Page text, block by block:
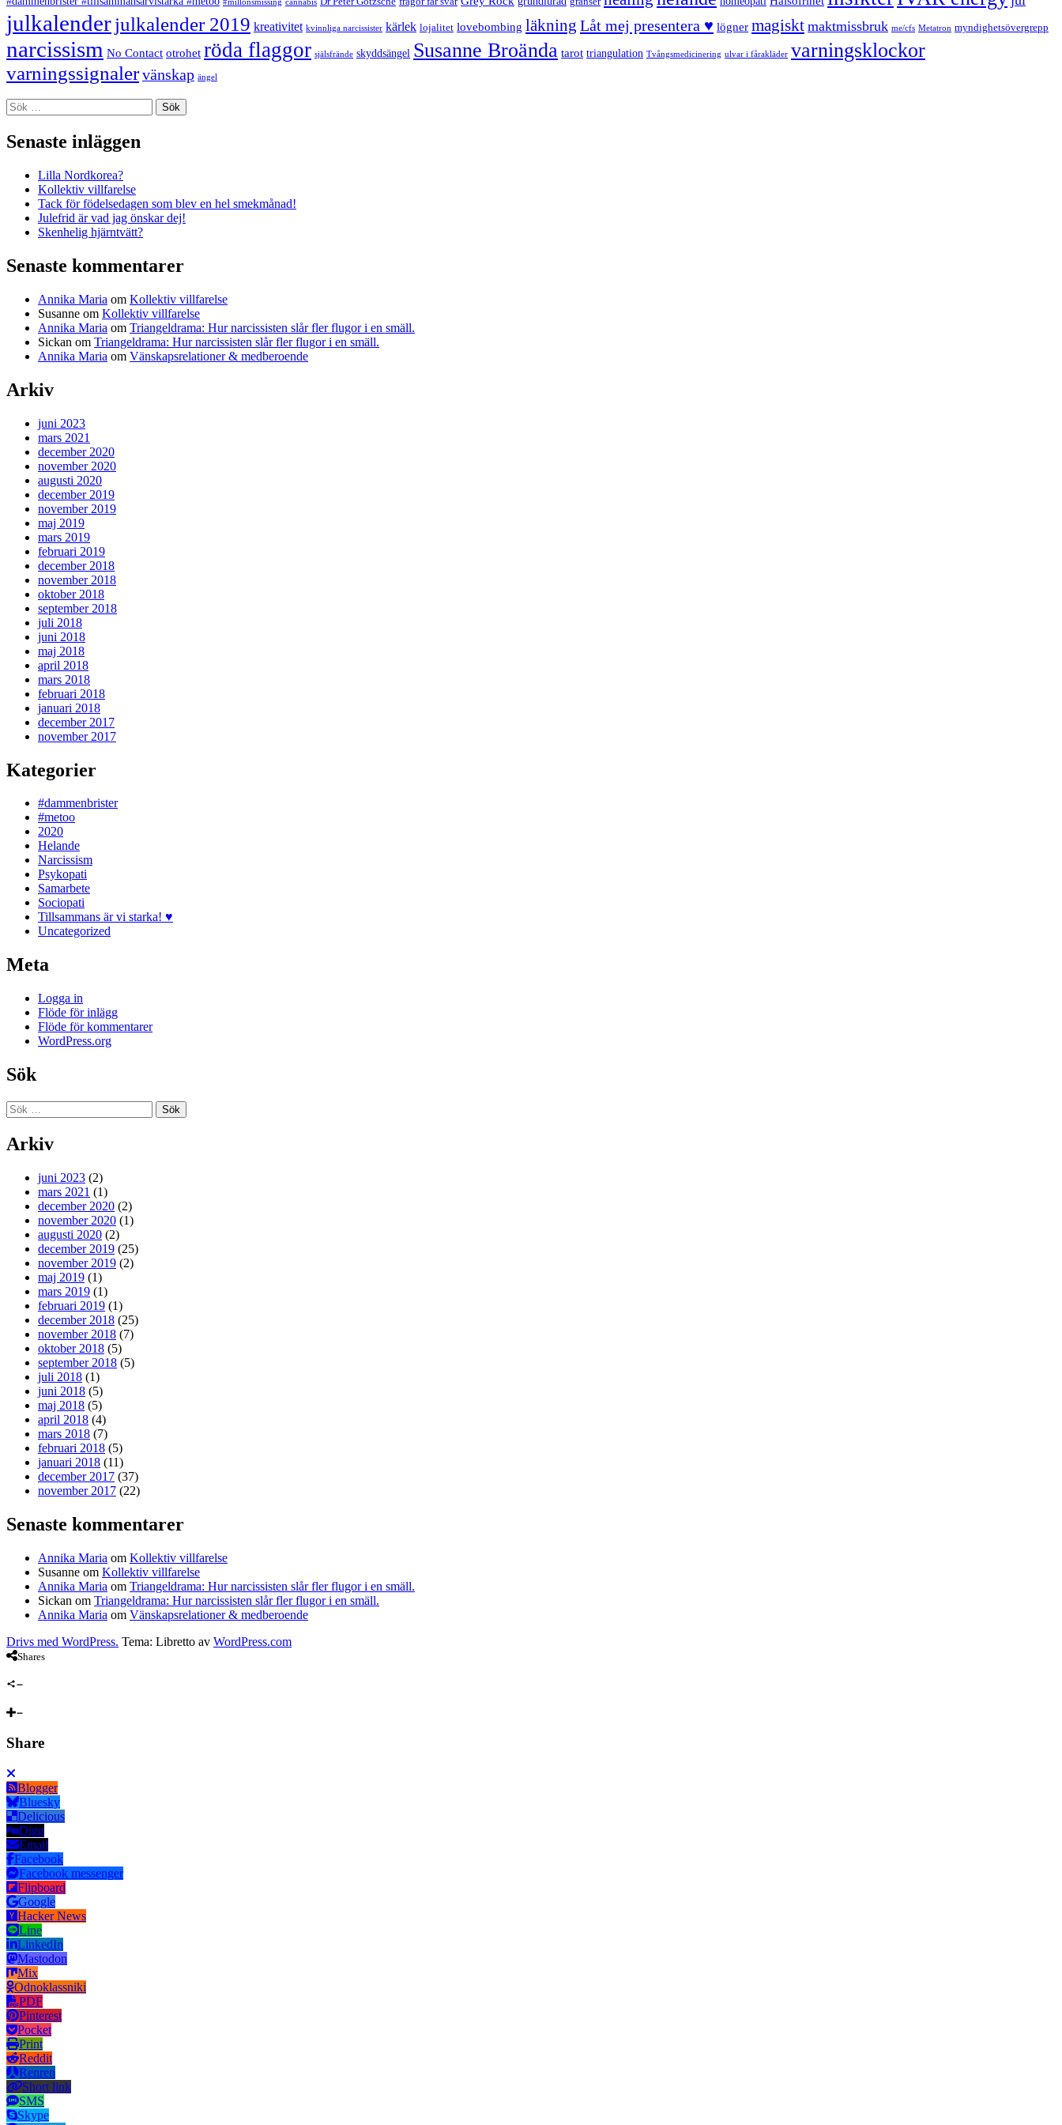
#millonsmissing cannabis
julkalenderjulkalender 2019 kreativitet kvinnliga narcissister kärlek lojalitet lovebombing läkning Låt mej presentera ♥ lögner magiskt maktmissbruk me/cfs Metatron myndighetsövergrepp
narcissism No Contact otrohet röda flaggor själsfrände skyddsängel Susanne Broända tarot triangulation Tvångsmedicinering ulvar i fårakläder varningsklockor
varningssignalervänskap ängel
Sök
efter:
Senaste inläggen
Lilla Nordkorea?
Kollektiv villfarelse
Tack för födelsedagen som blev en hel smekmånad!
Julefrid är vad jag önskar dej!
Skenhelig hjärntvätt?
Senaste kommentarer
Annika Maria om Kollektiv villfarelse
Susanne om Kollektiv villfarelse
Annika Maria om Triangeldrama: Hur narcissisten slår fler flugor i en smäll.
Sickan om Triangeldrama: Hur narcissisten slår fler flugor i en smäll.
Annika Maria om Vänskapsrelationer & medberoende
Arkiv
juni 2023
mars 2021
december 2020
november 2020
augusti 2020
december 2019
november 2019
maj 2019
mars 2019
februari 2019
december 2018
november 2018
oktober 2018
september 2018
juli 2018
juni 2018
maj 2018
april 2018
mars 2018
februari 2018
januari 2018
december 2017
november 2017
Kategorier
#dammenbrister
#metoo
2020
Helande
Narcissism
Psykopati
Samarbete
Sociopati
Tillsammans är vi starka! ♥
Uncategorized
Meta
Logga in
Flöde för inlägg
Flöde för kommentarer
WordPress.org
Sök
Sök
efter:
Arkiv
juni 2023 (2)
mars 2021 (1)
december 2020 (2)
november 2020 (1)
augusti 2020 (2)
december 2019 (25)
november 2019 (2)
maj 2019 (1)
mars 2019 (1)
februari 2019 (1)
december 2018 (25)
november 2018 (7)
oktober 2018 (5)
september 2018 (5)
juli 2018 (1)
juni 2018 (5)
maj 2018 (5)
april 2018 (4)
mars 2018 (7)
februari 2018 (5)
januari 2018 (11)
december 2017 (37)
november 2017 (22)
Senaste kommentarer
Annika Maria om Kollektiv villfarelse
Susanne om Kollektiv villfarelse
Annika Maria om Triangeldrama: Hur narcissisten slår fler flugor i en smäll.
Sickan om Triangeldrama: Hur narcissisten slår fler flugor i en smäll.
Annika Maria om Vänskapsrelationer & medberoende
Drivs med WordPress. Tema: Libretto av WordPress.com
Shares
Share
Blogger
Bluesky
Delicious
Digg
Email
Facebook
Facebook messenger
Flipboard
Google
Hacker News
Line
LinkedIn
Mastodon
Mix
Odnoklassniki
PDF
Pinterest
Pocket
Print
Reddit
Renren
Short link
SMS
Skype